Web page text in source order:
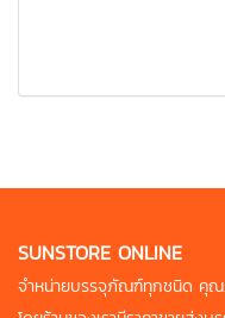
SUNSTORE ONLINE
จำหน่ายบรรจุภัณฑ์ทุกชนิด คุ